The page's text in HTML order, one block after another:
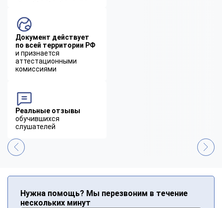
Документ действует
по всей территории РФ
и признается
аттестационными
комиссиями
Реальные отзывы
обучившихся
слушателей
Нужна помощь? Мы перезвоним в течение
нескольких минут